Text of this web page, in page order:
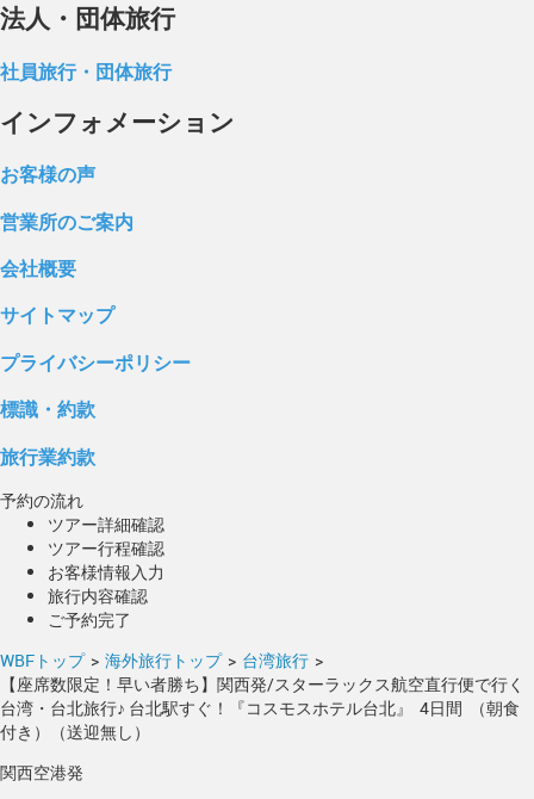
法人・団体旅行
社員旅行・団体旅行
インフォメーション
お客様の声
営業所のご案内
会社概要
サイトマップ
プライバシーポリシー
標識・約款
旅行業約款
予約の流れ
ツアー詳細確認
ツアー行程確認
お客様情報入力
旅行内容確認
ご予約完了
WBFトップ > 海外旅行トップ > 台湾旅行 >
【座席数限定！早い者勝ち】関西発/スターラックス航空直行便で行く
台湾・台北旅行♪ 台北駅すぐ！『コスモスホテル台北』 4日間 （朝食
付き）（送迎無し）
関西空港発